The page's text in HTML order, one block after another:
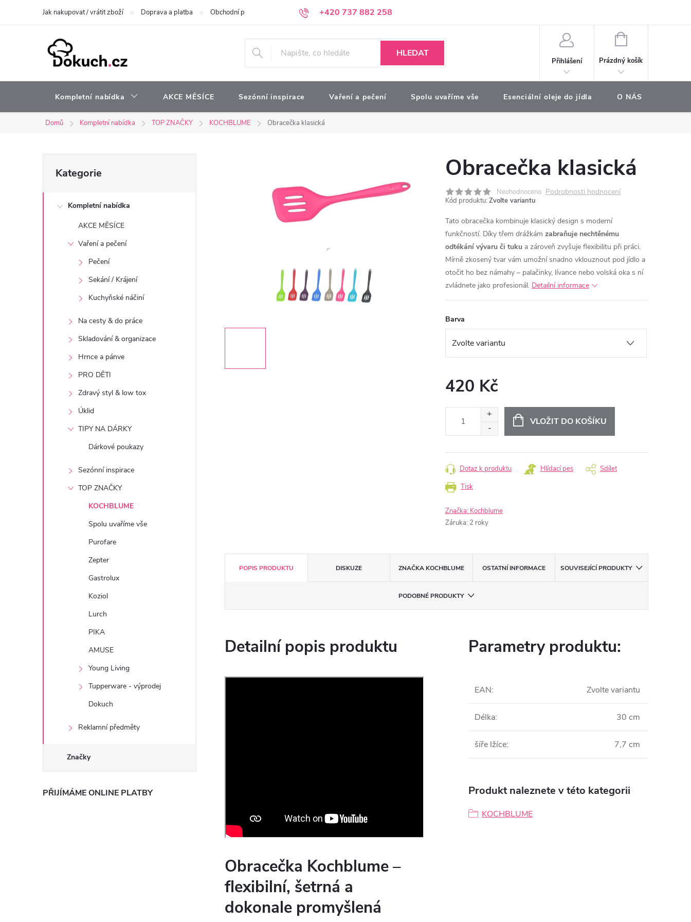
+420 737 882 258
Jak nakupovat / vrátit zboží Doprava a platba Obchodní podmínky Podmínky ochrany osobních údajů
HLEDAT
Přihlášení
NÁKUPNÍ
Prázdný košík
Kompletní nabídka AKCE MĚSÍCE Sezónní inspirace Vaření a pečení Spolu uvaříme vše Esenciální oleje do jídla O NÁS
Domů Kompletní nabídka TOP ZNAČKY KOCHBLUME Obracečka klasická
o
kategorie
Kategorie
Kompletní nabídka
AKCE MĚSÍCE
Vaření a pečení
Pečení
Sekání / Krájení
Kuchyňské náčiní
Na cesty & do práce
Skladování & organizace
Hrnce a pánve
PRO DĚTI
Zdravý styl & low tox
Úklid
TIPY NA DÁRKY
Dárkové poukazy
Sezónní inspirace
TOP ZNAČKY
KOCHBLUME
Spolu uvaříme vše
Purofare
Zepter
Gastrolux
Koziol
Lurch
PIKA
AMUSE
Young Living
Tupperware - výprodej
Dokuch
Reklamní předměty
Značky
PŘIJÍMÁME ONLINE PLATBY
Obracečka klasická
Neohodnoceno Podrobnosti hodnocení
Kód produktu: Zvolte variantu
Tato obracečka kombinuje klasický design s moderní
funkčností. Díky třem drážkám zabraňuje nechtěnému
odtékání vývaru či tuku a zároveň zvyšuje flexibilitu při práci.
Mírně zkosený tvar vám umožní snadno vklouznout pod jídlo a
otočit ho bez námahy – palačinky, lívance nebo volská oka s ní
zvládnete jako profesionál. Detailní informace
Barva
420 Kč
VLOŽIT DO KOŠÍKU
Tisk
Dotaz k produktu Hlídací pes Sdílet
Značka: Kochblume
Záruka: 2 roky
POPIS PRODUKTU DISKUZE ZNAČKAKOCHBLUME OSTATNÍ INFORMACE SOUVISEJÍCÍ PRODUKTY
PODOBNÉ PRODUKTY
Detailní popis produktu
Obracečka Kochblume –
flexibilní, šetrná a
dokonale promyšlená
Parametry produktu:
EAN: Zvolte variantu
Délka: 30 cm
šíře lžíce: 7,7 cm
Produkt naleznete v této kategorii
KOCHBLUME